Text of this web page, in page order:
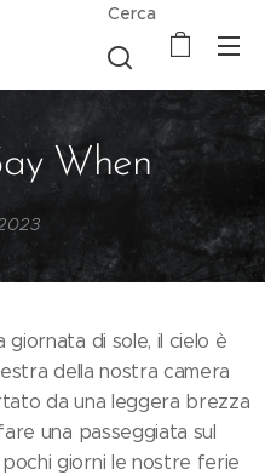
Cerca
When
giornata di sole, il cielo è
della nostra camera
da una leggera brezza
una passeggiata sul
giorni le nostre ferie